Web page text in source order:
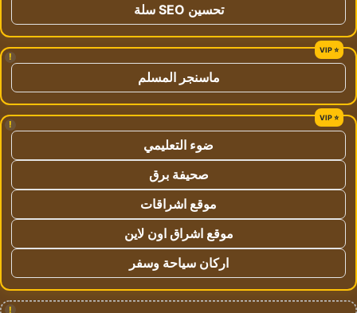
تحسين SEO سلة
!
ماسنجر المسلم
!
ضوء التعليمي
صحيفة برق
موقع اشراقات
موقع اشراق اون لاين
اركان سياحة وسفر
!